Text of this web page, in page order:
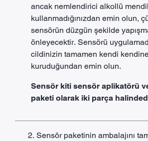
ancak nemlendirici alkollü mendil
kullanmadığınızdan emin olun,
sensörün düzgün şekilde
önleyecektir. Sensörü
cildinizin tamamen kendi
kuruduğundan emin olun.
Sensör kiti sensör aplikatörü
paketi olarak iki parça
2. Sensör paketinin ambalajını